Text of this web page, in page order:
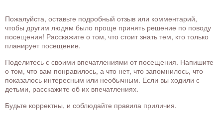
Пожалуйста, оставьте подробный отзыв или комментарий,
чтобы другим людям было проще принять решение по поводу
посещения! Расскажите о том, что стоит знать тем, кто только
планирует посещение.
Поделитесь с своими впечатлениями от посещения. Напишите
о том, что вам понравилось, а что нет, что запомнилось, что
показалось интересным или необычным. Если вы ходили с
детьми, расскажите об их впечатлениях.
Будьте корректны, и соблюдайте правила приличия.